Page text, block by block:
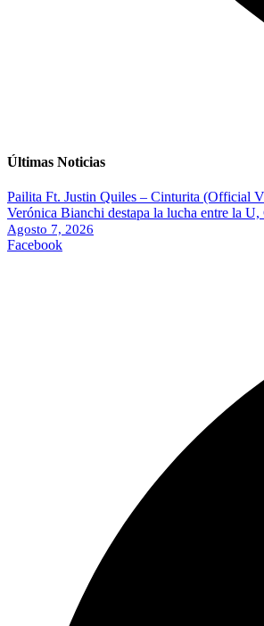
Últimas Noticias
Pailita Ft. Justin Quiles – Cinturita (Official
Verónica Bianchi destapa la lucha entre la
Agosto 7, 2026
Facebook